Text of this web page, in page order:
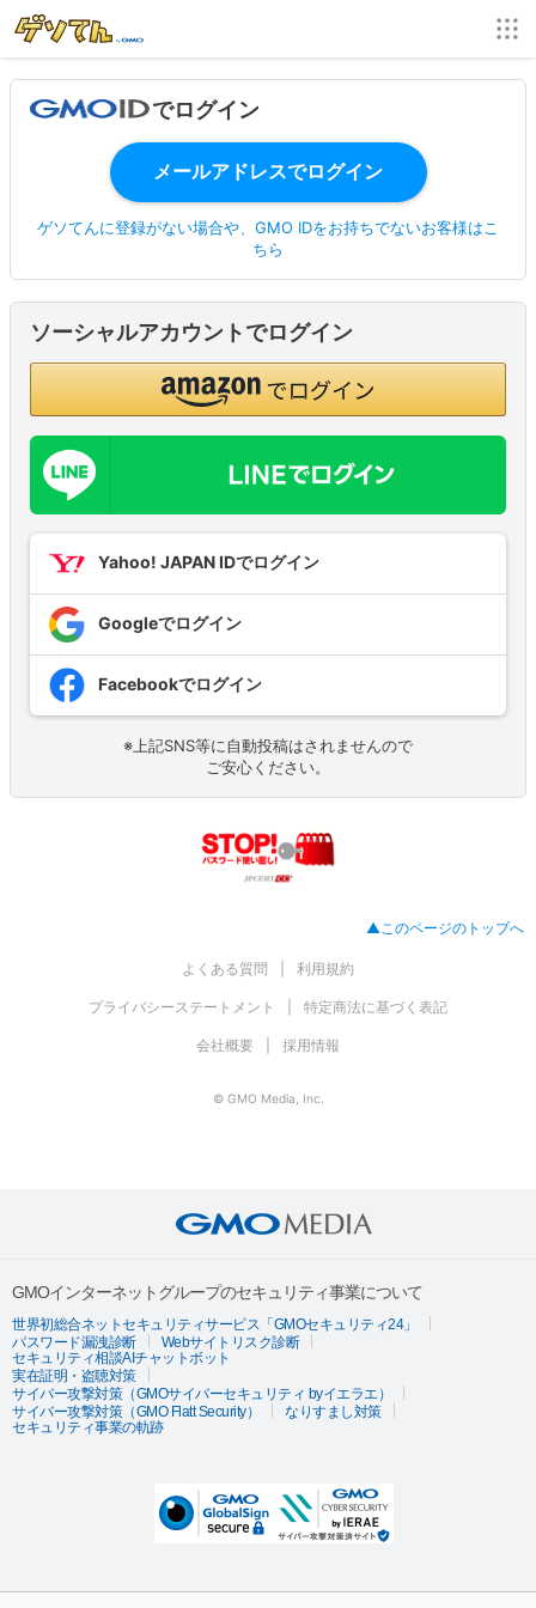
でログイン
ゲソてんに登録がない場合や、GMO IDをお持ちでないお客様はこ
ちら
ソーシャルアカウントでログイン
Yahoo! JAPAN IDでログイン
Googleでログイン
Facebookでログイン
※上記SNS等に自動投稿はされませんので
ご安心ください。
▲このページのトップへ
よくある質問 利用規約
プライバシーステートメント 特定商法に基づく表記
会社概要 採用情報
© GMO Media, Inc.
GMOインターネットグループのセキュリティ事業について
世界初総合ネットセキュリティサービス「GMOセキュリティ24」
パスワード漏洩診断
Webサイトリスク診断
セキュリティ相談AIチャットボット
実在証明・盗聴対策
サイバー攻撃対策（GMOサイバーセキュリティ byイエラエ）
サイバー攻撃対策（GMO Flatt Security）
なりすまし対策
セキュリティ事業の軌跡